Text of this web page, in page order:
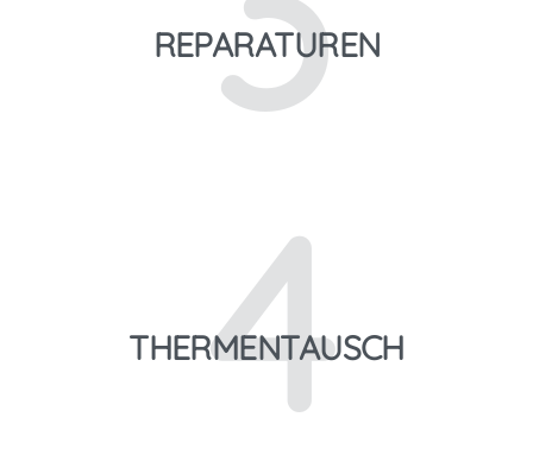
REPARATUREN
4
THERMENTAUSCH